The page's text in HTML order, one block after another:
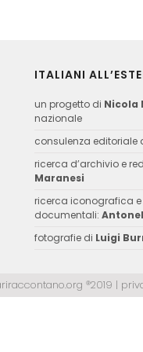
ITALIANI
un progetto di Nicola
nazionale
consulenza editoriale
ricerca d’archivio e
Maranesi
ricerca iconografica
documentali:
fotografie di Luigi
®2019 |